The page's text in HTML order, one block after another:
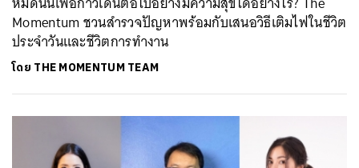
Momentum ชวนสำรวจปัญหาพร้อมกับเสนอวิธีเติมไฟในชีวิต
ประจำวันและชีวิตการทำงาน
โดย THE MOMENTUM TEAM